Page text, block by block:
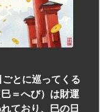
とに巡ってくる
＝へび）は財運
ており、巳の日